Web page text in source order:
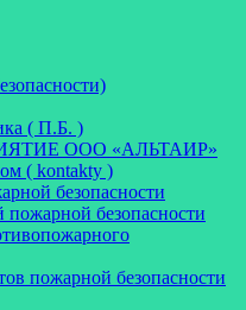
( П.Б. )
ООО «АЛЬТАИР»
( kontakty )
безопасности
безопасности
пожарной безопасности